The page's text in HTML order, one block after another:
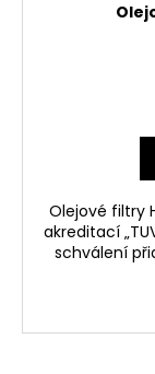
Olejové filtry
akreditací
schválení